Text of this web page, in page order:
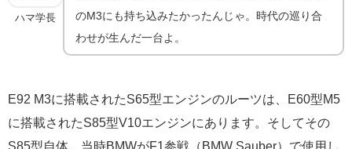
ハマ学長
のM3にも持ち込みたかったんじゃ。時代の巡り合
わせが生んだ一台よ。
E92 M3に搭載されたS65型エンジンのルーツは、E60型M5
に搭載されたS85型V10エンジンにあります。そしてその
S85型自体、当時BMWがF1参戦（BMW Sauber）で使用し